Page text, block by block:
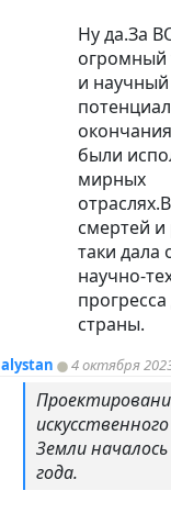
Ну да.За
огромный
и научный
были
мирных
смертей
таки дала
научно-
страны.
alystan 4 октября
Земли
года.